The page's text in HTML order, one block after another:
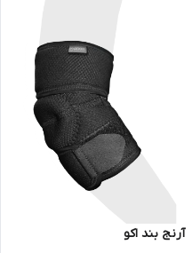
آرنج بند اکو